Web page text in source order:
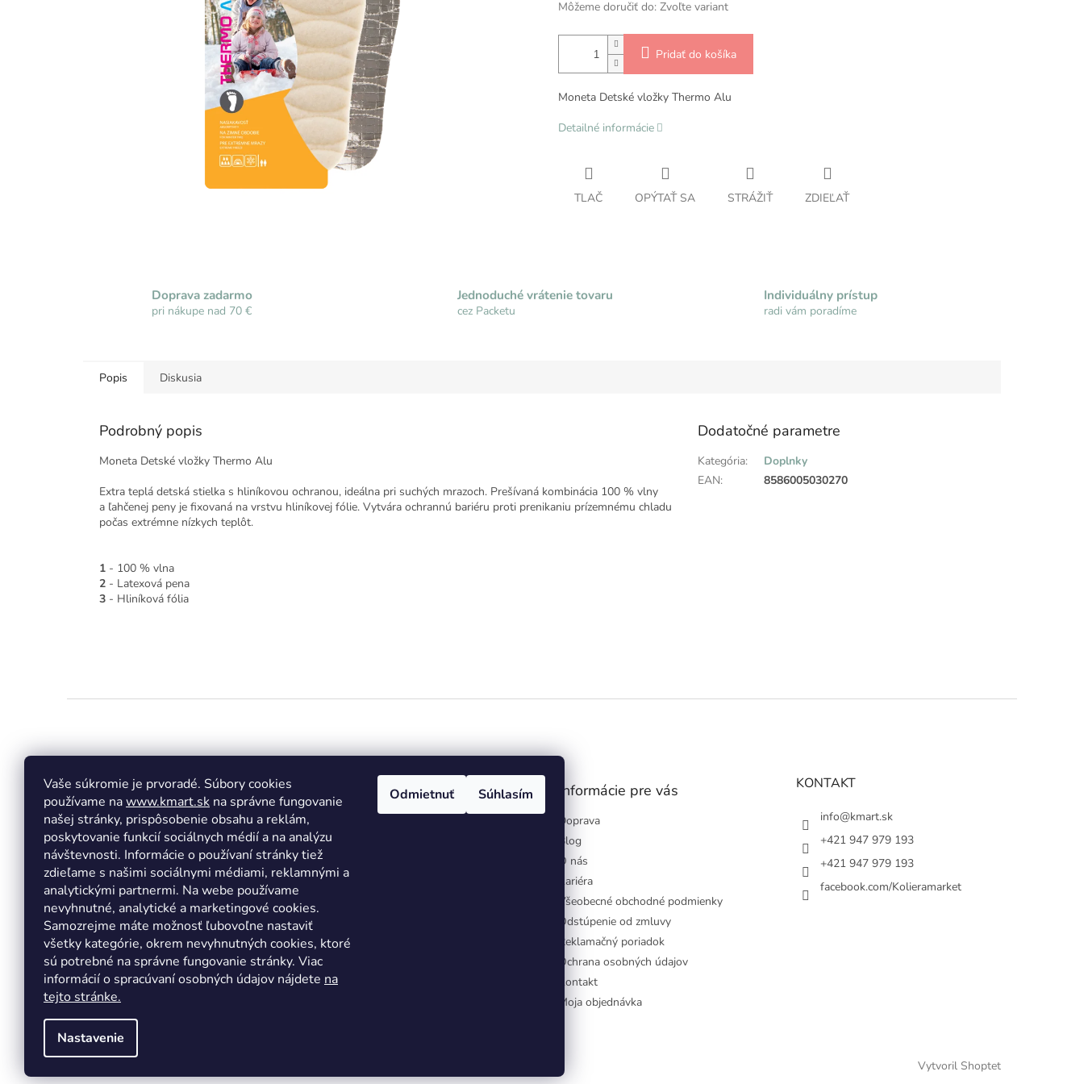
Vaše súkromie je prvoradé. Súbory cookies
používame nawww.kmart.sk na správne fungovanie
našej stránky, prispôsobenie obsahu a reklám,
poskytovanie funkcií sociálnych médií a na analýzu
návštevnosti. Informácie o používaní stránky tiež
zdieľame s našimi sociálnymi médiami, reklamnými a
analytickými partnermi. Na webe používame
nevyhnutné, analytické a marketingové cookies.
Samozrejme máte možnosť ľubovoľne nastaviť
všetky kategórie, okrem nevyhnutných cookies, ktoré
sú potrebné na správne fungovanie stránky. Viac
informácií o spracúvaní osobných údajov nájdete na
tejto stránke.
Nastavenie
Odmietnuť Súhlasím
Môžeme doručiť do: Zvoľte variant
Pridať do košíka
Moneta Detské vložky Thermo Alu
Detailné informácie
TLAČ OPÝTAŤ SA STRÁŽIŤ ZDIEĽAŤ
Doprava zadarmo
pri nákupe nad 70 €
Jednoduché vrátenie tovaru
cez Packetu
Individuálny prístup
radi vám poradíme
Popis Diskusia
Podrobný popis
Moneta Detské vložky Thermo Alu
Extra teplá detská stielka s hliníkovou ochranou, ideálna pri suchých mrazoch. Prešívaná kombinácia 100 % vlny
a ľahčenej peny je fixovaná na vrstvu hliníkovej fólie. Vytvára ochrannú bariéru proti prenikaniu prízemnému chladu
počas extrémne nízkych teplôt.
1 - 100 % vlna
2 - Latexová pena
3 - Hliníková fólia
Dodatočné parametre
Kategória:
Doplnky
EAN: 8586005030270
Facebook Informácie pre vás
Doprava
Blog
O nás
Kariéra
Všeobecné obchodné podmienky
Odstúpenie od zmluvy
Reklamačný poriadok
Ochrana osobných údajov
Kontakt
Moja objednávka
KONTAKT
info@kmart.sk
+421 947 979 193
+421 947 979 193
facebook.com/Kolieramarket
Vytvoril Shoptet